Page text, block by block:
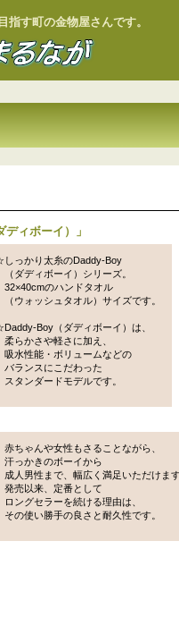
す町の金物屋さんです。
ィボーイ） 」
っかり太糸のDaddy-Boy
（ダディボーイ）シリーズ。
32×40cmのハンドタオル
（ウォッシュタオル）サイズです。
Boy（ダディボーイ）は、
柔らかさや軽さに加え、
吸水性能・ボリュームなどの
バランスにこだわった
スタンダードモデルです。
赤ちゃんや女性もさることながら、
汗っかきのボーイから
成人男性まで、幅広く満足いただけます
発売以来、定番として
ロングセラーを続ける理由は、
その使い勝手の良さと耐久性です。